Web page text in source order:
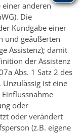
anderen
Die
Kundgabe einer
und geäußerten
Assistenz); damit
der Assistenz
Abs. 1 Satz 2 des
Unzulässig ist eine
oder
oder verändert
(z.B. eigene